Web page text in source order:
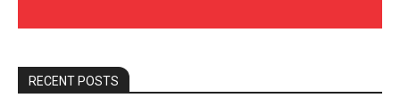
RECENT POSTS